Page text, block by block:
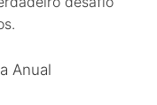
Anual